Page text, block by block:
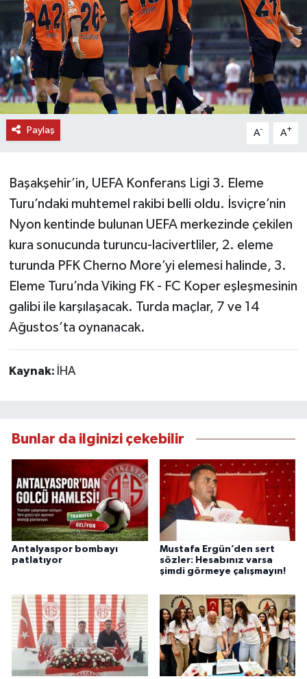
Paylaş A- A+
Başakşehir’in, UEFA Konferans Ligi 3. Eleme
Turu’ndaki muhtemel rakibi belli oldu. İsviçre’nin
Nyon kentinde bulunan UEFA merkezinde çekilen
kura sonucunda turuncu-lacivertliler, 2. eleme
turunda PFK Cherno More’yi elemesi halinde, 3.
Eleme Turu’nda Viking FK - FC Koper eşleşmesinin
galibi ile karşılaşacak. Turda maçlar, 7 ve 14
Ağustos’ta oynanacak.
Kaynak: İHA
Bunlar da ilginizi çekebilir
Antalyaspor bombayı
patlatıyor
Mustafa Ergün’den sert
sözler: Hesabınız varsa
şimdi görmeye çalışmayın!
EĞİTİM
TURİZM
RÖPORTAJ
VİDEO HABERLER
RESMİ İLAN